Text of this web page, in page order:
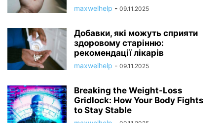
maxwelhelp - 09.11.2025
Добавки, які можуть сприяти
здоровому старінню:
рекомендації лікарів
maxwelhelp - 09.11.2025
Breaking the Weight-Loss
Gridlock: How Your Body Fights
to Stay Stable